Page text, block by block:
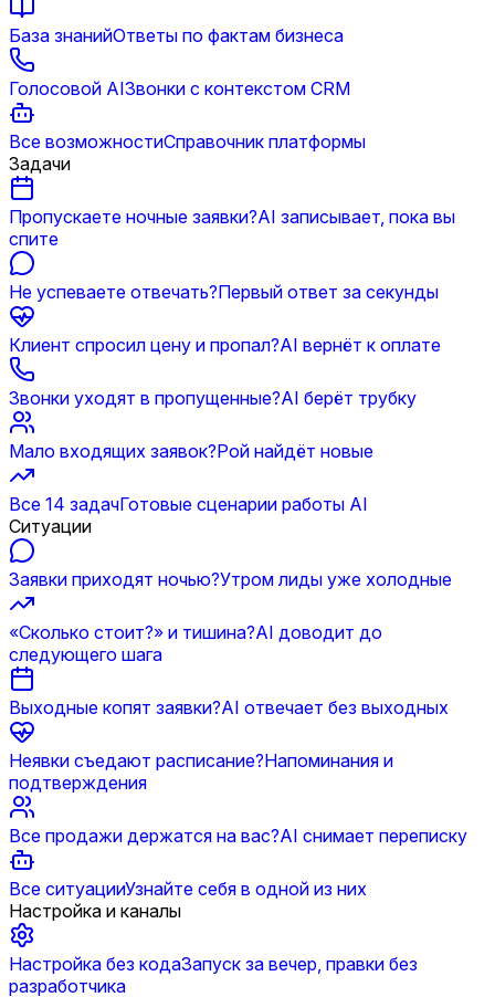
База знанийОтветы по фактам бизнеса
Голосовой AIЗвонки с контекстом CRM
Все возможностиСправочник платформы
Задачи
Пропускаете ночные заявки?AI записывает, пока вы
спите
Не успеваете отвечать?Первый ответ за секунды
Клиент спросил цену и пропал?AI вернёт к оплате
Звонки уходят в пропущенные?AI берёт трубку
Мало входящих заявок?Рой найдёт новые
Все 14 задачГотовые сценарии работы AI
Ситуации
Заявки приходят ночью?Утром лиды уже холодные
«Сколько стоит?» и тишина?AI доводит до
следующего шага
Выходные копят заявки?AI отвечает без выходных
Неявки съедают расписание?Напоминания и
подтверждения
Все продажи держатся на вас?AI снимает переписку
Все ситуацииУзнайте себя в одной из них
Настройка и каналы
Настройка без кодаЗапуск за вечер, правки без
разработчика